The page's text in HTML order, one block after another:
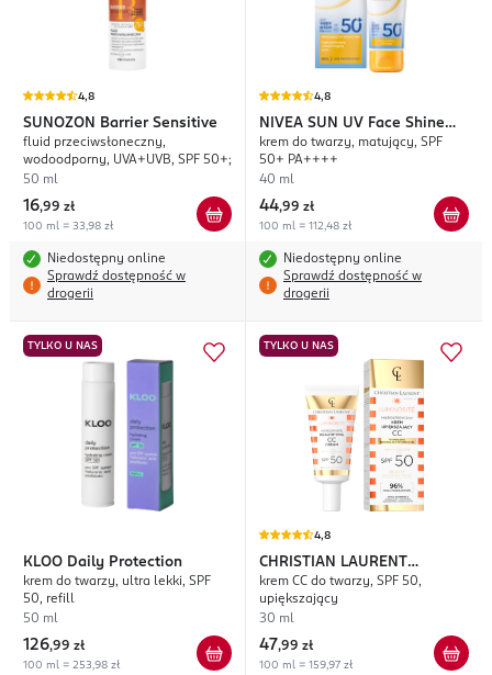
4,8
SUNOZON Barrier Sensitive
fluid przeciwsłoneczny,
wodoodporny, UVA+UVB, SPF 50+;
50 ml
16,99 zł
100 ml = 33,98 zł
Niedostępny online
Sprawdź dostępność w
drogerii
4,8
NIVEA SUN
UV Face Shine
Control
krem do twarzy, matujący, SPF
50+ PA++++
40 ml
44,99 zł
100 ml = 112,48 zł
Niedostępny online
Sprawdź dostępność w
drogerii
TYLKO U NAS
KLOO Daily Protection
krem do twarzy, ultra lekki, SPF
50, refill
50 ml
126,99 zł
100 ml = 253,98 zł
TYLKO U NAS
4,8
CHRISTIAN LAURENT
Luminosité
krem CC do twarzy, SPF 50,
upiększający
30 ml
47,99 zł
100 ml = 159,97 zł